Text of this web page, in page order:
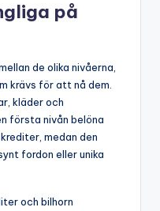
på
de olika nivåerna,
krävs för att nå dem.
kläder och
första nivån belöna
medan den
fordon eller unika
och bilhorn